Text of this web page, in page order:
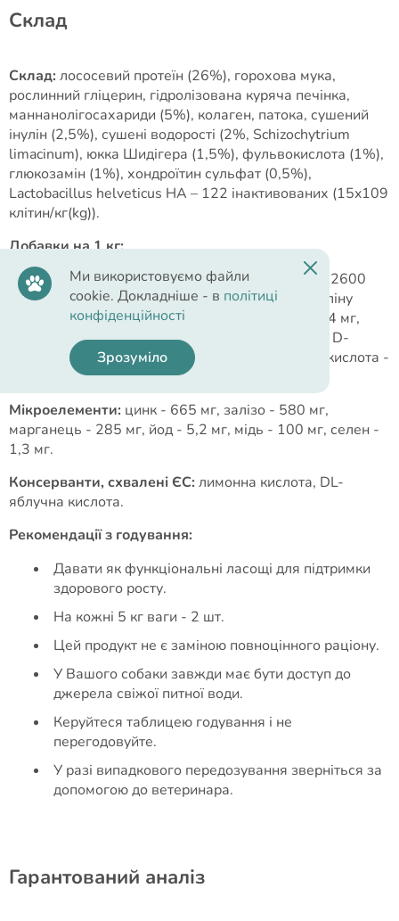
Cклад
Склад: лососевий протеїн (26%), горохова мука,
рослинний гліцерин, гідролізована куряча печінка,
маннанолігосахариди (5%), колаген, патока, сушений
інулін (2,5%), сушені водорості (2%, Schizochytrium
limacinum), юкка Шидігера (1,5%), фульвокислота (1%),
глюкозамін (1%), хондроїтин сульфат (0,5%),
Lactobacillus helveticus HA – 122 інактивованих (15x109
клітин/кг(kg)).
Добавки на 1 кг:
Вітаміни:вітамін A - 200000 МО, вітамін D3 - 12600
МО, вітамін E - 4400 мг, вітамін C - 5000 мг, холіну
хлорид - 4800 мг, біотин - 4,8 мг, вітамін B1 - 24 мг,
вітамін B2 - 30 мг, ніацинамід - 120 мг, кальцій D-
пантотенат - 80 мг, вітамін B6 - 24 мг, фолієва кислота -
4 мг, вітамін B12 - 0,3 мг.
Мікроелементи: цинк - 665 мг, залізо - 580 мг,
марганець - 285 мг, йод - 5,2 мг, мідь - 100 мг, селен -
1,3 мг.
Консерванти, схвалені ЄС: лимонна кислота, DL-
яблучна кислота.
Рекомендації з годування:
Давати як функціональні ласощі для підтримки
здорового росту.
На кожні 5 кг ваги - 2 шт.
Цей продукт не є заміною повноцінного раціону.
У Вашого собаки завжди має бути доступ до
джерела свіжої питної води.
Керуйтеся таблицею годування і не
перегодовуйте.
У разі випадкового передозування зверніться за
допомогою до ветеринара.
Гарантований аналіз
Ми використовуємо файли
cookie. Докладніше - в політиці
конфіденційності
Зрозуміло